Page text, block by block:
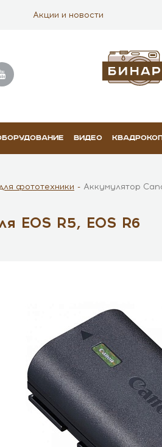
Акции и новости
ВИДЕО
фототехники Аккумулятор
EOS R5, EOS R6